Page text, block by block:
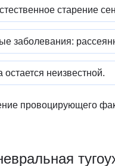
старение
заболевания:
неизвестной.
провоцирующего